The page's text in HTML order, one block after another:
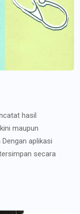
hasil
maupun
aplikasi
secara